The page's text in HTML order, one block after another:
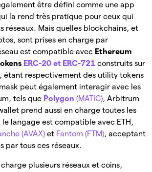
être défini comme une app
la rend très pratique pour ceux qui
réseaux. Mais quelles blockchains, et
sont prises en charge par
est compatible avec Ethereum
ERC-20 et ERC-721 construits sur
étant respectivement des utility tokens
peut également interagir avec les
tels que Polygon (MATIC), Arbitrum
prend aussi en charge toutes les
langage est compatible avec ETH,
(AVAX) et Fantom (FTM), acceptant
par tous ces réseaux.
plusieurs réseaux et coins,